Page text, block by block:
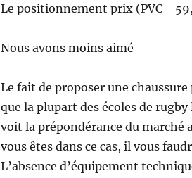
Le positionnement prix (PVC =
Nous avons moins aimé
Le fait de proposer une
que la plupart des écoles de
voit la prépondérance du marché
vous êtes dans ce cas, il vous
L’absence d’équipement